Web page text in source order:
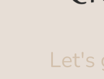
Let's